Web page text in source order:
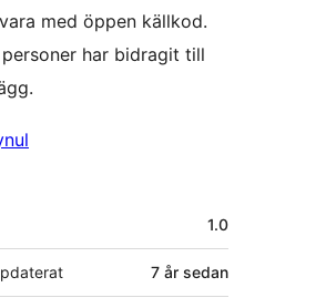
med öppen källkod.
personer har bidragit till
1.0
7 år sedan